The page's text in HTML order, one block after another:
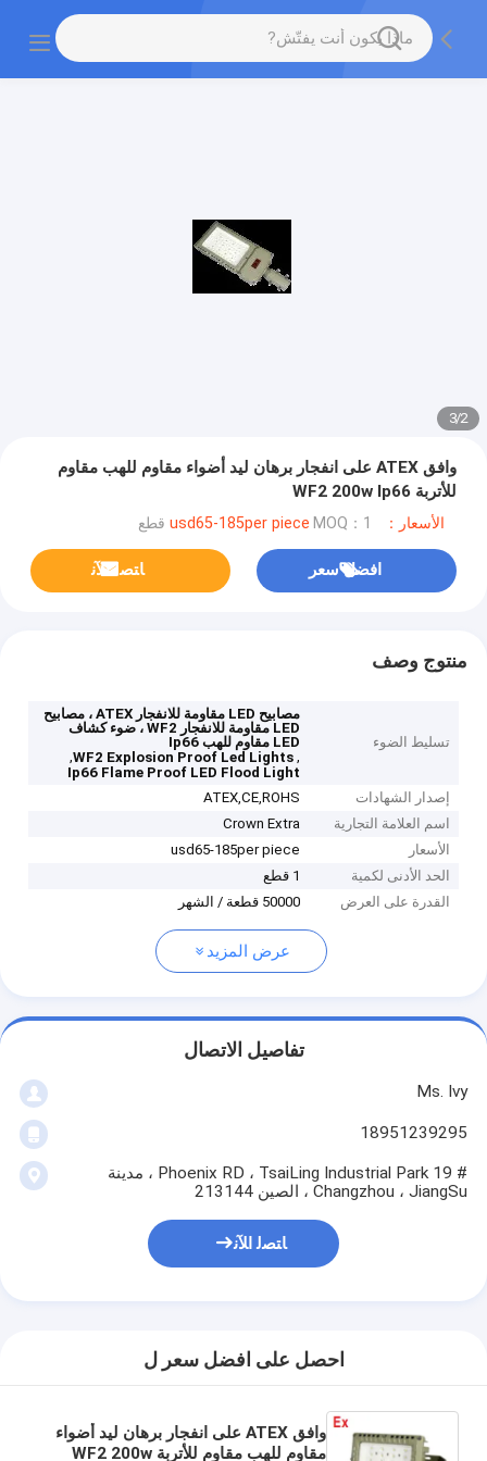
2
/
3
وافق ATEX على انفجار برهان ليد أضواء مقاوم للهب مقاوم
للأتربة WF2 200w Ip66
الأسعار：usd65-185per piece MOQ：1 قطع
افضل سعر ﺎﺘﺼﻟ ﺍﻶﻧ
منتوج وصف
تسليط الضوء
مصابيح LED مقاومة للانفجار ATEX ، مصابيح
LED مقاومة للانفجار WF2 ، ضوء كشاف
LED مقاوم للهب Ip66
,
WF2 Explosion Proof Led Lights
,
Ip66 Flame Proof LED Flood Light
إصدار الشهادات
ATEX,CE,ROHS
اسم العلامة التجارية
Crown Extra
الأسعار
usd65-185per piece
الحد الأدنى لكمية
1 قطع
القدرة على العرض
50000 قطعة / الشهر
عرض المزيد
تفاصيل الاتصال
Ms. Ivy
18951239295
# 19 Phoenix RD ، TsaiLing Industrial Park ، مدينة
Changzhou ، JiangSu ، الصين 213144
ﺎﺘﺼﻟ ﺍﻶﻧ
احصل على افضل سعر ل
وافق ATEX على انفجار برهان ليد أضواء
مقاوم للهب مقاوم للأتربة WF2 200w